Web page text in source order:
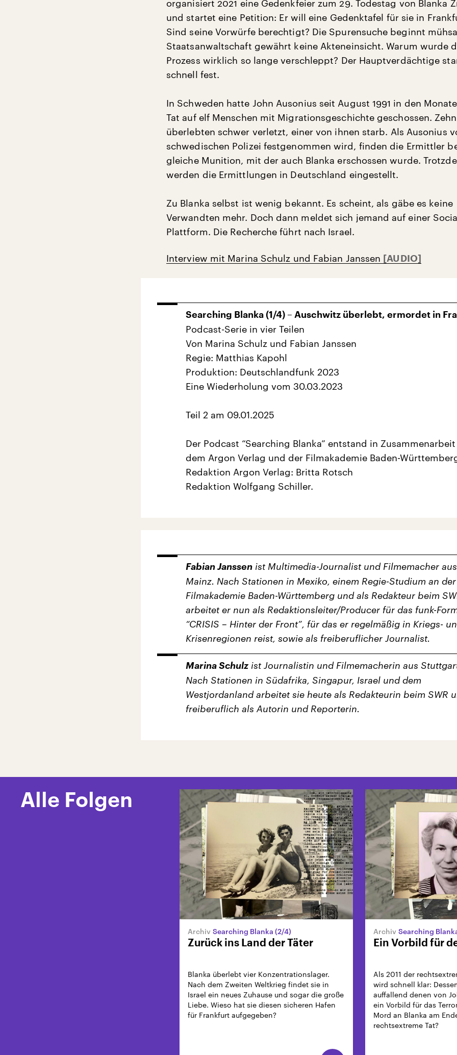
organisiert 2021 eine Gedenkfeier zum 29. Todestag von Blanka
und startet eine Petition: Er will eine Gedenktafel für sie in
Sind seine Vorwürfe berechtigt? Die Spurensuche beginnt
Staatsanwaltschaft gewährt keine Akteneinsicht. Warum wurde
Prozess wirklich so lange verschleppt? Der Hauptverdächtige
schnell fest.
In Schweden hatte John Ausonius seit August 1991 in den
Tat auf elf Menschen mit Migrationsgeschichte geschossen. Zehn
überlebten schwer verletzt, einer von ihnen starb. Als Ausonius
schwedischen Polizei festgenommen wird, finden die Ermittler
gleiche Munition, mit der auch Blanka erschossen wurde.
werden die Ermittlungen in Deutschland eingestellt.
Zu Blanka selbst ist wenig bekannt. Es scheint, als gäbe es keine
Verwandten mehr. Doch dann meldet sich jemand auf einer
Plattform. Die Recherche führt nach Israel.
Interview mit Marina Schulz und Fabian Janssen
Searching Blanka (1/4) – Auschwitz überlebt, ermordet in
Podcast-Serie in vier Teilen
Von Marina Schulz und Fabian Janssen
Regie: Matthias Kapohl
Produktion: Deutschlandfunk 2023
Eine Wiederholung vom 30.03.2023
Teil 2 am 09.01.2025
Der Podcast “Searching Blanka” entstand in
dem Argon Verlag und der Filmakademie Baden-
Redaktion Argon Verlag: Britta Rotsch
Redaktion Wolfgang Schiller.
Fabian Janssen ist Multimedia-Journalist und Filmemacher aus
Mainz. Nach Stationen in Mexiko, einem Regie-Studium an der
Filmakademie Baden-Württemberg und als Redakteur beim
arbeitet er nun als Redaktionsleiter/Producer für das funk-
“CRISIS – Hinter der Front”, für das er regelmäßig in Kriegs-
Krisenregionen reist, sowie als freiberuflicher Journalist.
Marina Schulzist Journalistin und Filmemacherin aus
Nach Stationen in Südafrika, Singapur, Israel und dem
Westjordanland arbeitet sie heute als Redakteurin beim SWR
freiberuflich als Autorin und Reporterin.
Alle Folgen
Searching Blanka (2/4)
Zurück ins Land der Täter
Blanka überlebt vier Konzentrationslager.
Nach dem Zweiten Weltkrieg findet sie in
Israel ein neues Zuhause und sogar die große
Liebe. Wieso hat sie diesen sicheren Hafen
für Frankfurt aufgegeben?
Searching
Ein Vorbild für
Als 2011 der
wird schnell klar:
auffallend denen von
ein Vorbild für das
Mord an Blanka am
rechtsextreme Tat?